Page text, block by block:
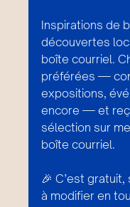
Inspirations de
découvertes
boîte courriel.
préférées —
expositions,
encore — et
sélection sur
boîte courriel.
🎉 C’est
à modifier en